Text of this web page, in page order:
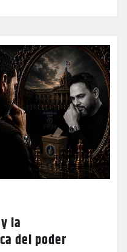
la
del poder